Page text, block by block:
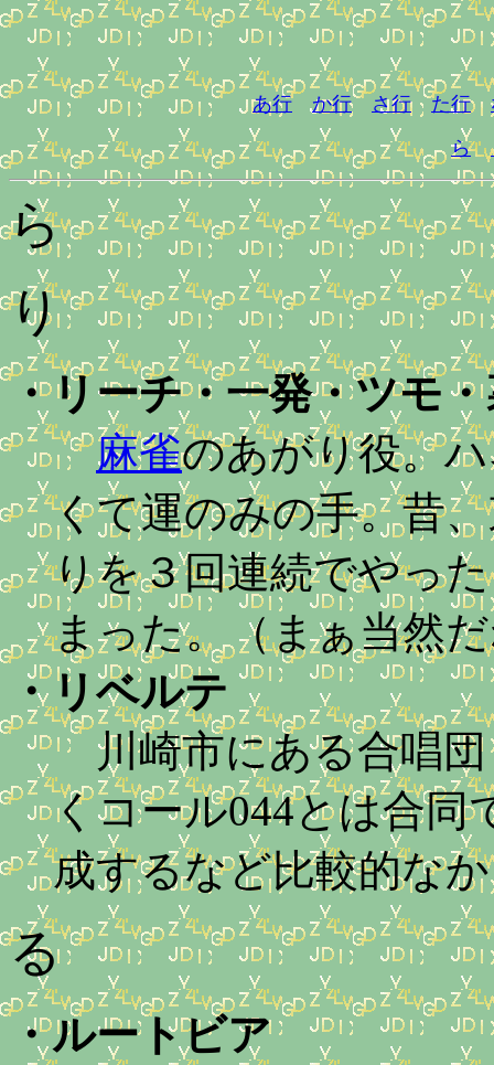
あ行 か行 さ行 た行
ら
ら
り
・リーチ・一発・ツモ
麻雀のあがり役。
くて運のみの手。昔
りを３回連続でやっ
まった。（まぁ当然
・リベルテ
川崎市にある合唱団
くコール044とは合同
成するなど比較的な
る
・ルートビア